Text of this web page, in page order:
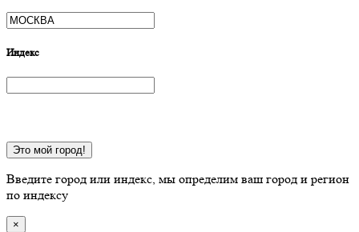
Индекс
Это мой город!
Введите город или индекс, мы определим ваш город и регион
по индексу
×